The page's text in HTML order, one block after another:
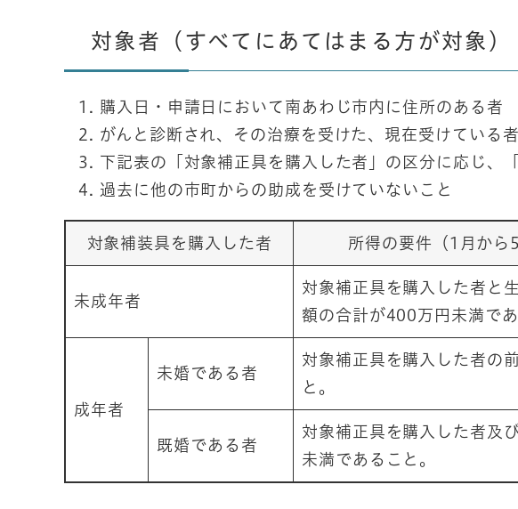
対象者（すべてにあてはまる方が対象）
購入日・申請日において南あわじ市内に住所のある者
がんと診断され、その治療を受けた、現在受けている者
下記表の「対象補正具を購入した者」の区分に応じ、
過去に他の市町からの助成を受けていないこと
対象補装具を購入した者 所得の要件（1月から
未成年者
対象補正具を購入した者と
額の合計が400万円未満であ
成年者
未婚である者
対象補正具を購入した者の
と。
既婚である者
対象補正具を購入した者及
未満であること。